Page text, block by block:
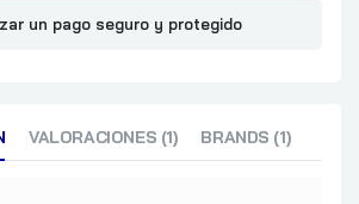
un pago seguro y protegido
VALORACIONES (1) BRANDS (1)